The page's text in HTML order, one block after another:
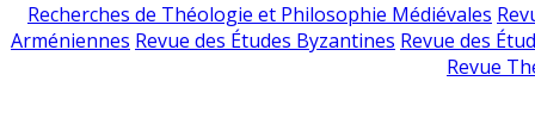
Recherches de Théologie et Philosophie Médiévales
Arméniennes Revue des Études Byzantines Revue des
Revue